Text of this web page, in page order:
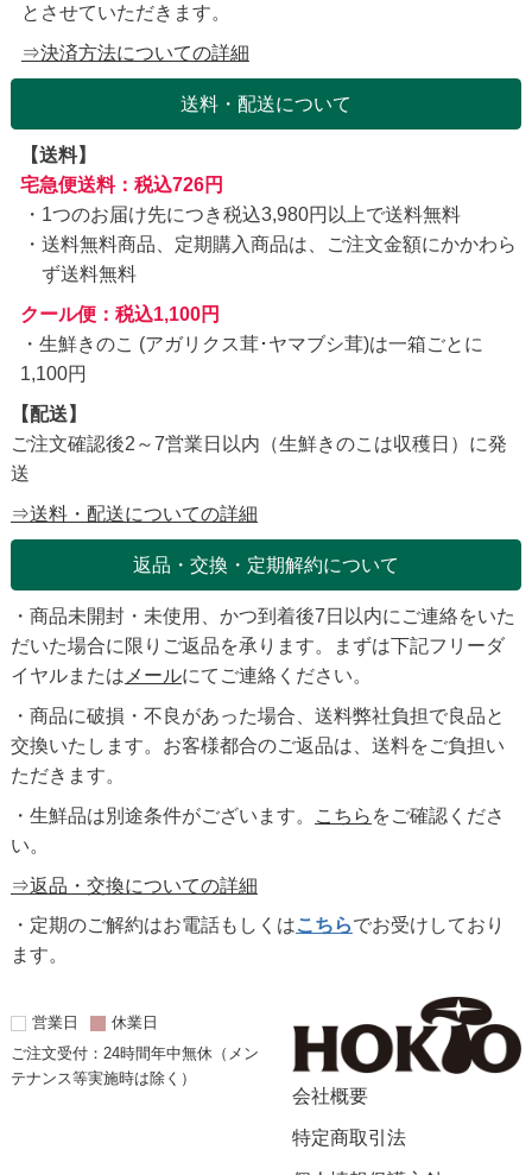
とさせていただきます。
⇒決済方法についての詳細
送料・配送について
【送料】
宅急便送料：税込726円
1つのお届け先につき税込3,980円以上で送料無料
送料無料商品、定期購入商品は、ご注文金額にかかわら
ず送料無料
クール便：税込1,100円
・生鮮きのこ (アガリクス茸･ヤマブシ茸)は一箱ごとに
1,100円
【配送】
ご注文確認後2～7営業日以内（生鮮きのこは収穫日）に発
送
⇒送料・配送についての詳細
返品・交換・定期解約について
・商品未開封・未使用、かつ到着後7日以内にご連絡をいた
だいた場合に限りご返品を承ります。まずは下記フリーダ
イヤルまたは メールにてご連絡ください。
・商品に破損・不良があった場合、送料弊社負担で良品と
交換いたします。お客様都合のご返品は、送料をご負担い
ただきます。
・生鮮品は別途条件がございます。
こちら をご確認くださ
い。
⇒返品・交換についての詳細
・定期のご解約はお電話もしくはこちらでお受けしており
ます。
営業日
休業日
ご注文受付：24時間年中無休（メン
テナンス等実施時は除く）
会社概要
特定商取引法